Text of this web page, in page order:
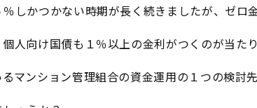
しかつかない時期が長く続きましたが、ゼロ
人向け国債も１％以上の金利がつくのが当た
マンション管理組合の資金運用の１つの検討